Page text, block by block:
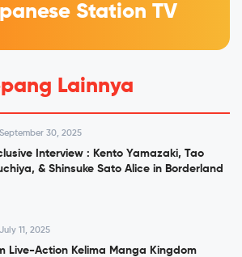
Station TV
Lainnya
September 30, 2025
Interview : Kento Yamazaki, Tao
& Shinsuke Sato Alice in Borderland
July 11, 2025
Live-Action Kelima Manga Kingdom